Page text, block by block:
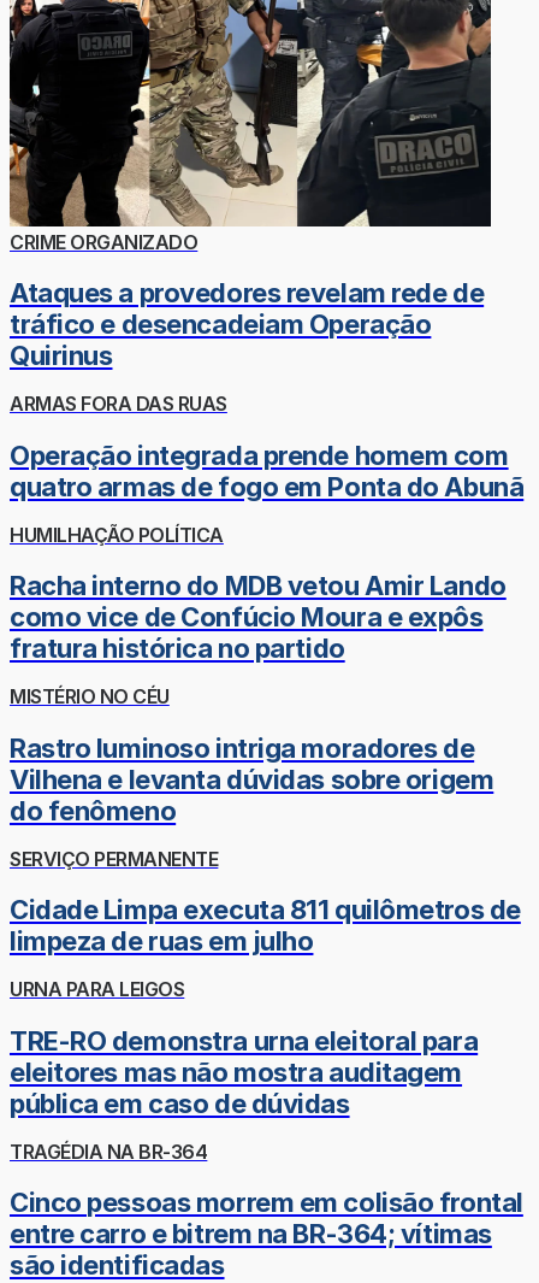
CRIME ORGANIZADO
Ataques a provedores revelam rede de
tráfico e desencadeiam Operação
Quirinus
ARMAS FORA DAS RUAS
Operação integrada prende homem com
quatro armas de fogo em Ponta do Abunã
HUMILHAÇÃO POLÍTICA
Racha interno do MDB vetou Amir Lando
como vice de Confúcio Moura e expôs
fratura histórica no partido
MISTÉRIO NO CÉU
Rastro luminoso intriga moradores de
Vilhena e levanta dúvidas sobre origem
do fenômeno
SERVIÇO PERMANENTE
Cidade Limpa executa 811 quilômetros de
limpeza de ruas em julho
URNA PARA LEIGOS
TRE-RO demonstra urna eleitoral para
eleitores mas não mostra auditagem
pública em caso de dúvidas
TRAGÉDIA NA BR-364
Cinco pessoas morrem em colisão frontal
entre carro e bitrem na BR-364; vítimas
são identificadas